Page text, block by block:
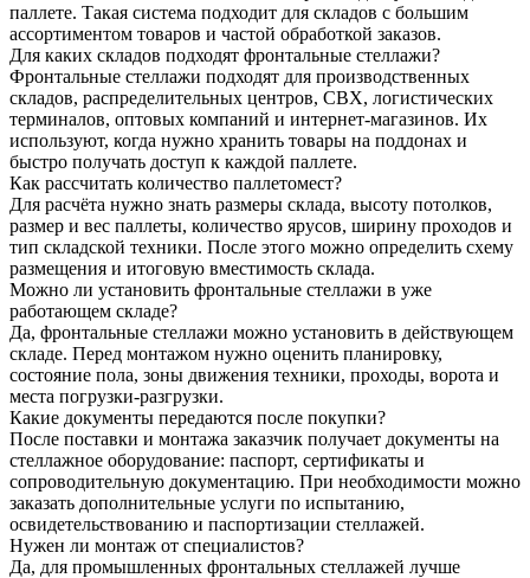
паллете. Такая система подходит для складов с большим
ассортиментом товаров и частой обработкой заказов.
Для каких складов подходят фронтальные стеллажи?
Фронтальные стеллажи подходят для производственных
складов, распределительных центров, СВХ, логистических
терминалов, оптовых компаний и интернет-магазинов. Их
используют, когда нужно хранить товары на поддонах и
быстро получать доступ к каждой паллете.
Как рассчитать количество паллетомест?
Для расчёта нужно знать размеры склада, высоту потолков,
размер и вес паллеты, количество ярусов, ширину проходов и
тип складской техники. После этого можно определить схему
размещения и итоговую вместимость склада.
Можно ли установить фронтальные стеллажи в уже
работающем складе?
Да, фронтальные стеллажи можно установить в действующем
складе. Перед монтажом нужно оценить планировку,
состояние пола, зоны движения техники, проходы, ворота и
места погрузки-разгрузки.
Какие документы передаются после покупки?
После поставки и монтажа заказчик получает документы на
стеллажное оборудование: паспорт, сертификаты и
сопроводительную документацию. При необходимости можно
заказать дополнительные услуги по испытанию,
освидетельствованию и паспортизации стеллажей.
Нужен ли монтаж от специалистов?
Да, для промышленных фронтальных стеллажей лучше